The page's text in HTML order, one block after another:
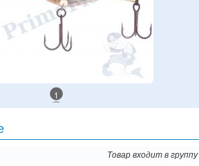
1
Товар входит в группу